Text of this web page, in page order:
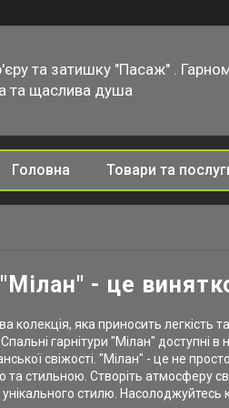
та затишку "Пасаж" .
та щаслива душа
Головна Товари та
- це
колекція, яка приносить легкість
гарнітури "Мілан" доступні
свіжості. "Мілан" - це не
стильною. Створіть атмосферу
унікального стилю.